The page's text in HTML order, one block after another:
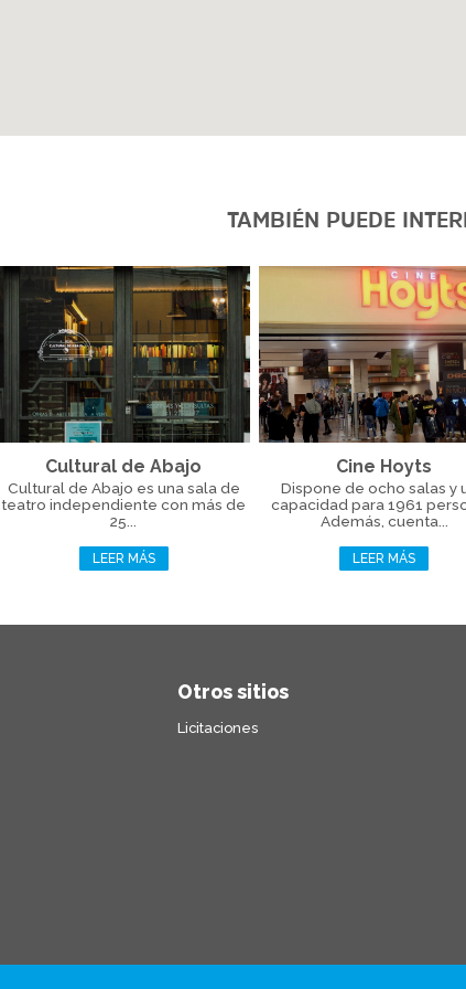
TAMBIÉN PUEDE
Cultural de Abajo
Cultural de Abajo es una sala de
teatro independiente con más de
25...
LEER MÁS
Cine Hoyts
Dispone de ocho salas y
capacidad para 1961
Además, cuenta...
LEER MÁS
Otros sitios
Licitaciones